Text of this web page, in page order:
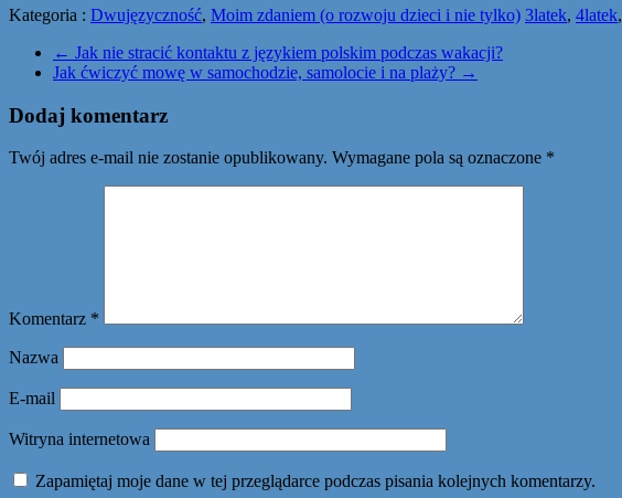
Kategoria : Dwujęzyczność, Moim zdaniem (o rozwoju dzieci i nie tylko) 3latek, 4latek,
← Jak nie stracić kontaktu z językiem polskim podczas wakacji?
Jak ćwiczyć mowę w samochodzie, samolocie i na plaży? →
Dodaj komentarz
Twój adres e-mail nie zostanie opublikowany. Wymagane pola są oznaczone *
Komentarz *
Nazwa
E-mail
Witryna internetowa
Zapamiętaj moje dane w tej przeglądarce podczas pisania kolejnych komentarzy.